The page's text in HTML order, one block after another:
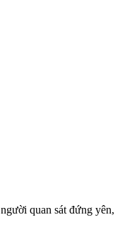
quan sát đứng yên,